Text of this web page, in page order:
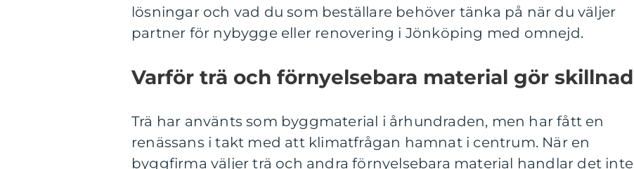
lösningar och vad du som beställare behöver tänka på när du väljer
partner för nybygge eller renovering i Jönköping med omnejd.
Varför trä och förnyelsebara material gör skillnad
Trä har använts som byggmaterial i århundraden, men har fått en
renässans i takt med att klimatfrågan hamnat i centrum. När en
byggfirma väljer trä och andra förnyelsebara material handlar det inte